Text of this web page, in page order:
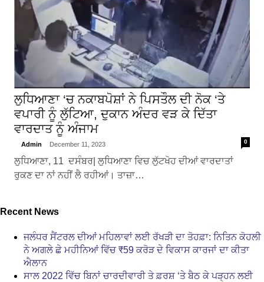
ਲੁਧਿਆਣਾ ‘ਚ ਨਕਾਬਪੋਸ਼ਾਂ ਨੇ ਪਿਸਤੌਲ ਦੀ ਨੋਕ ‘ਤੇ
ਵਪਾਰੀ ਨੂੰ ਲੁੱਟਿਆ, ਦੁਕਾਨ ਅੰਦਰ ਵੜ ਕੇ ਦਿੱਤਾ
ਵਾਰਦਾਤ ਨੂੰ ਅੰਜਾਮ
Admin December 11, 2023 0
ਲੁਧਿਆਣਾ, 11 ਦਸੰਬਰ| ਲੁਧਿਆਣਾ ਵਿਚ ਲੁੱਟਖੋਹ ਦੀਆਂ ਵਾਰਦਾਤਾਂ
ਰੁਕਣ ਦਾ ਨਾਂ ਨਹੀਂ ਲੈ ਰਹੀਆਂ। ਤਾਜ਼ਾ…
Recent News
ਜਲੰਧਰ ਸੈਂਟਰਲ ਦੀਆਂ ਮਹਿਲਾਵਾਂ ਲਈ ਰੱਖੜੀ ਦਾ ਤੋਹਫ਼ਾ: ਨਿਤਿਨ ਕੋਹਲੀ
ਨੇ ਅਗਲੇ ਛੇ ਮਹੀਨਿਆਂ ਵਿੱਚ ₹59 ਕਰੋੜ ਦੇ ਵਿਕਾਸ ਕਾਰਜਾਂ ਦਾ ਕੀਤਾ
ਐਲਾਨ
ਸਾਲ 2022 ਵਿੱਚ ਬਿਨਾਂ ਚਾਰਦੀਵਾਰੀ ਤੇ ਫ਼ਰਸ਼ ‘ਤੇ ਬੈਠ ਕੇ ਪੜ੍ਹਨ ਲਈ